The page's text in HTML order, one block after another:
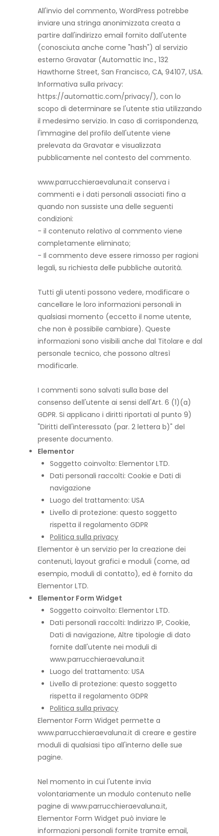
All'invio del commento, WordPress potrebbe
inviare una stringa anonimizzata creata a
partire dall'indirizzo email fornito dall'utente
(conosciuta anche come "hash") al servizio
esterno Gravatar (Automattic Inc., 132
Hawthorne Street, San Francisco, CA, 94107, USA.
Informativa sulla privacy:
https://automattic.com/privacy/), con lo
scopo di determinare se l'utente stia utilizzando
il medesimo servizio. In caso di corrispondenza,
l'immagine del profilo dell'utente viene
prelevata da Gravatar e visualizzata
pubblicamente nel contesto del commento.
www.parrucchieraevaluna.it conserva i
commenti e i dati personali associati fino a
quando non sussiste una delle seguenti
condizioni:
- il contenuto relativo al commento viene
completamente eliminato;
- Il commento deve essere rimosso per ragioni
legali, su richiesta delle pubbliche autorità.
Tutti gli utenti possono vedere, modificare o
cancellare le loro informazioni personali in
qualsiasi momento (eccetto il nome utente,
che non è possibile cambiare). Queste
informazioni sono visibili anche dal Titolare e dal
personale tecnico, che possono altresì
modificarle.
I commenti sono salvati sulla base del
consenso dell'utente ai sensi dell'Art. 6 (1)(a)
GDPR. Si applicano i diritti riportati al punto 9)
"Diritti dell'interessato (par. 2 lettera b)" del
presente documento.
Elementor
Soggetto coinvolto: Elementor LTD.
Dati personali raccolti: Cookie e Dati di
navigazione
Luogo del trattamento: USA
Livello di protezione: questo soggetto
rispetta il regolamento GDPR
Politica sulla privacy
Elementor è un servizio per la creazione dei
contenuti, layout grafici e moduli (come, ad
esempio, moduli di contatto), ed è fornito da
Elementor LTD.
Elementor Form Widget
Soggetto coinvolto: Elementor LTD.
Dati personali raccolti: Indirizzo IP, Cookie,
Dati di navigazione, Altre tipologie di dato
fornite dall'utente nei moduli di
www.parrucchieraevaluna.it
Luogo del trattamento: USA
Livello di protezione: questo soggetto
rispetta il regolamento GDPR
Politica sulla privacy
Elementor Form Widget permette a
www.parrucchieraevaluna.it di creare e gestire
moduli di qualsiasi tipo all'interno delle sue
pagine.
Nel momento in cui l'utente invia
volontariamente un modulo contenuto nelle
pagine di www.parrucchieraevaluna.it,
Elementor Form Widget può inviare le
informazioni personali fornite tramite email,